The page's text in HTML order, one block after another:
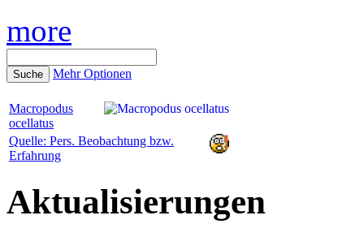
more
Mehr Optionen
Macropodus
ocellatus
Quelle: Pers. Beobachtung bzw.
Erfahrung
Aktualisierungen